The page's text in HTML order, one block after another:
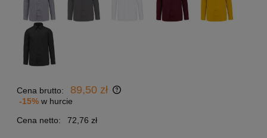
Cena brutto: 89,50 zł
-15% w hurcie
Cena netto:
72,76 zł